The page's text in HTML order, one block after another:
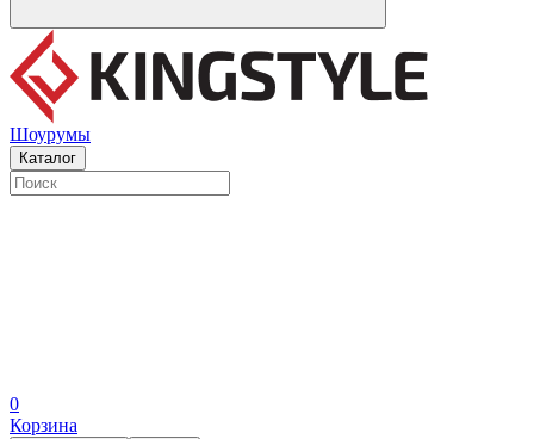
Шоурумы
Каталог
0
Корзина